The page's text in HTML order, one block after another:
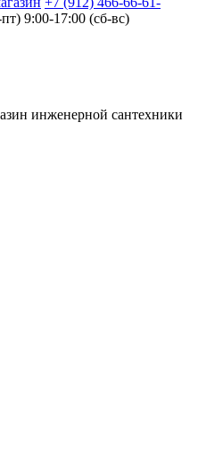
9:00-17:00 (сб-вс)
инженерной сантехники